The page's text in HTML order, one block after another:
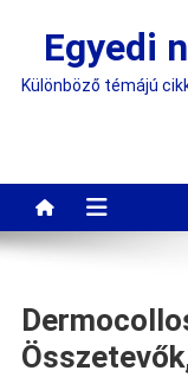
Egyedi
Különböző témájú